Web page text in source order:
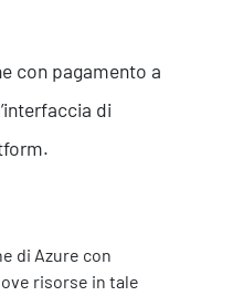
con pagamento a
di
di Azure con
risorse in tale